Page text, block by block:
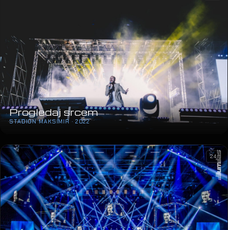
Progledaj srcem
STADION MAKSIMIR · 2022
24